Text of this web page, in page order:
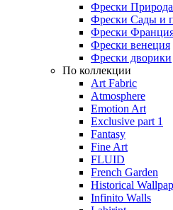
Фрески Природа
Фрески Сады и
Фрески
Фрески венеция
Фрески дворики
По коллекции
Art Fabric
Atmosphere
Emotion Art
Exclusive part 1
Fantasy
Fine Art
FLUID
French Garden
Historical
Infinito Walls